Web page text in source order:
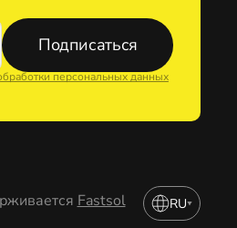
Подписаться
персональных данных
Fastsol RU